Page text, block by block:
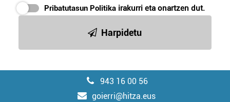
Pribatutasun Politika irakurri eta onartzen dut.
Harpidetu
943 16 00 56
goierri@hitza.eus